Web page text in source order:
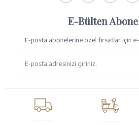
E-Bülten
E-posta abonelerine özel fırsatlar için